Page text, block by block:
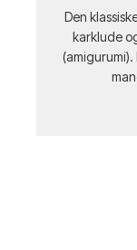
Den
karklude